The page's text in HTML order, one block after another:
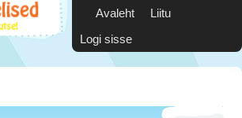
Avaleht
Liitu
Logi sisse